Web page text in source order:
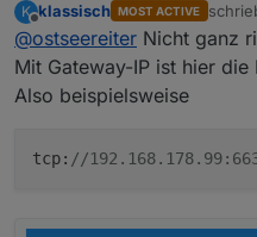
tcp://
Stick ist da sieht
Gatway =
K
Offline
klassisch MOST ACTIVE
@ostseereiter Nicht ganz
Mit Gateway-IP ist hier die
Also beispielsweise
tcp: //